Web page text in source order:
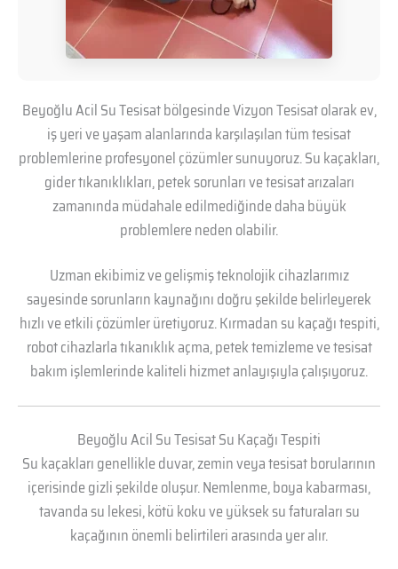
Beyoğlu Acil Su Tesisat bölgesinde Vizyon Tesisat olarak ev,
iş yeri ve yaşam alanlarında karşılaşılan tüm tesisat
problemlerine profesyonel çözümler sunuyoruz. Su kaçakları,
gider tıkanıklıkları, petek sorunları ve tesisat arızaları
zamanında müdahale edilmediğinde daha büyük
problemlere neden olabilir.
Uzman ekibimiz ve gelişmiş teknolojik cihazlarımız
sayesinde sorunların kaynağını doğru şekilde belirleyerek
hızlı ve etkili çözümler üretiyoruz. Kırmadan su kaçağı tespiti,
robot cihazlarla tıkanıklık açma, petek temizleme ve tesisat
bakım işlemlerinde kaliteli hizmet anlayışıyla çalışıyoruz.
Beyoğlu Acil Su Tesisat Su Kaçağı Tespiti
Su kaçakları genellikle duvar, zemin veya tesisat borularının
içerisinde gizli şekilde oluşur. Nemlenme, boya kabarması,
tavanda su lekesi, kötü koku ve yüksek su faturaları su
kaçağının önemli belirtileri arasında yer alır.